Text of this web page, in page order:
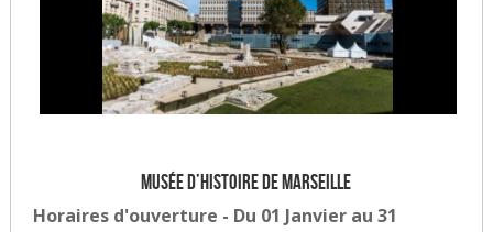
Musée d’Histoire de Marseille
Horaires d'ouverture - Du 01 Janvier au 31